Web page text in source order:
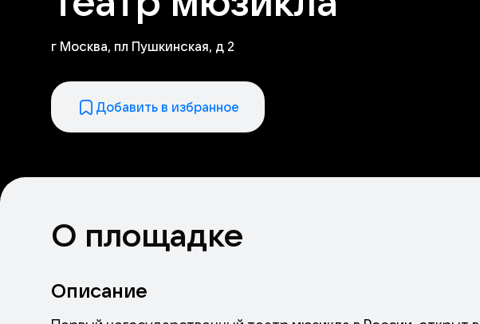
г Москва, пл Пушкинская, д 2
Добавить в избранное
О площадке
Описание